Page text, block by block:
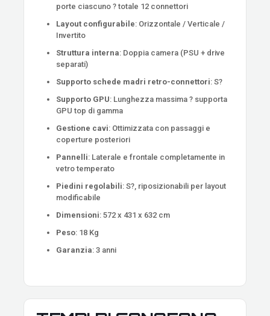
porte ciascuno ? totale 12 connettori
Layout configurabile: Orizzontale / Verticale /
Invertito
Struttura interna: Doppia camera (PSU + drive
separati)
Supporto schede madri retro-connettori: S?
Supporto GPU: Lunghezza massima ? supporta
GPU top di gamma
Gestione cavi: Ottimizzata con passaggi e
coperture posteriori
Pannelli: Laterale e frontale completamente in
vetro temperato
Piedini regolabili: S?, riposizionabili per layout
modificabile
Dimensioni: 572 x 431 x 632 cm
Peso: 18 Kg
Garanzia: 3 anni